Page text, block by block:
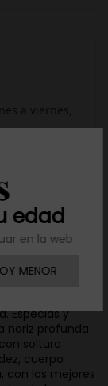
edad
en la web
MENOR
Nariz
Especias y
nariz profunda
soltura
cuerpo
con los mejores